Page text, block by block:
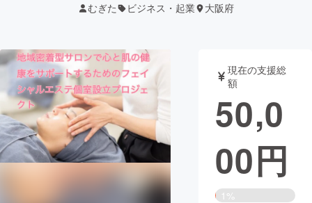
テクノロジー・ガジェット
映像・映画 書籍・雑誌
ビジネス・起業 チャレンジ
まちづくり・地域活性化
むぎた ビジネス・起業 大阪府
現在の支援総
額
50,0
00円
1%